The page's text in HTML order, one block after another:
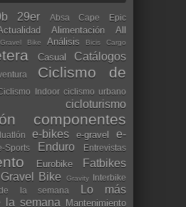
29er Absa Cape Epic
Alimentación
All
Bike Análisis Bicis Cargo
Casual Catálogos
Ciclismo de
Indoor ciclismo urbano
cicloturismo
componentes
e-bikes e-gravel
e-
Sports Enduro Entrevistas
Eurobike Fatbikes
Gravel Bike Gravity Interbike
la semana
Lo más
la semana
Mantenimiento